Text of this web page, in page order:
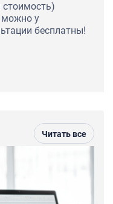
стоимость)
можно у
бесплатны!
Читать все